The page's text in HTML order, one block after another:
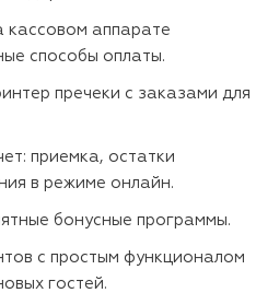
кассовом аппарате
способы оплаты.
пречеки с заказами для
приемка, остатки
в режиме онлайн.
бонусные программы.
с простым функционалом
гостей.